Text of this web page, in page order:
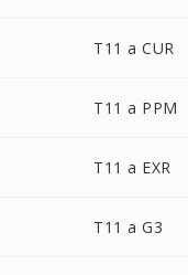
T11 a CUR
T11 a PPM
T11 a EXR
T11 a G3